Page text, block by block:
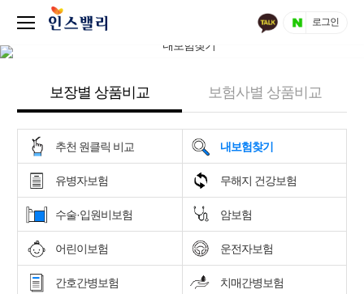
로그인
보장별 상품비교 보험사별 상품비교
추천 원클릭 비교 내보험찾기
유병자보험 무해지 건강보험
수술·입원비보험 암보험
어린이보험 운전자보험
간호간병보험 치매간병보험